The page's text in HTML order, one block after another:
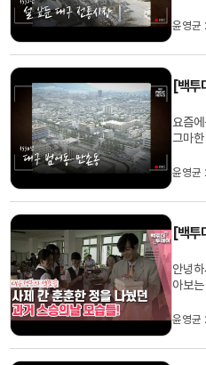
구
상을
모습
윤영
요즘
그마
전까
면서
만촌
윤영
[백투
안녕
아보
이 넘
투더투
윤영